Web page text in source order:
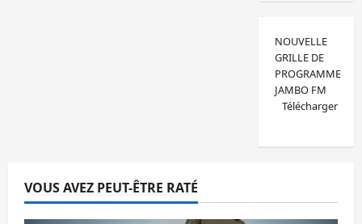
NOUVELLE
GRILLE DE
PROGRAMME
JAMBO FM
Télécharger
VOUS AVEZ PEUT-ÊTRE RATÉ